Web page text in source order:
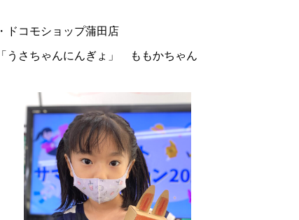
・ドコモショップ蒲田店
「うさちゃんにんぎょ」 ももかちゃん